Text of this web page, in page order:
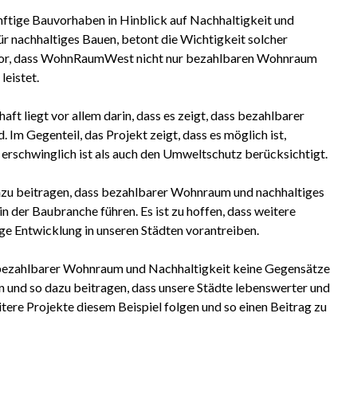
Bauvorhaben in Hinblick auf Nachhaltigkeit und
nachhaltiges Bauen, betont die Wichtigkeit solcher
dass WohnRaumWest nicht nur bezahlbaren Wohnraum
leistet.
liegt vor allem darin, dass es zeigt, dass bezahlbarer
Gegenteil, das Projekt zeigt, dass es möglich ist,
ist als auch den Umweltschutz berücksichtigt.
beitragen, dass bezahlbarer Wohnraum und nachhaltiges
der Baubranche führen. Es ist zu hoffen, dass weitere
Entwicklung in unseren Städten vorantreiben.
Wohnraum und Nachhaltigkeit keine Gegensätze
und so dazu beitragen, dass unsere Städte lebenswerter und
Projekte diesem Beispiel folgen und so einen Beitrag zu